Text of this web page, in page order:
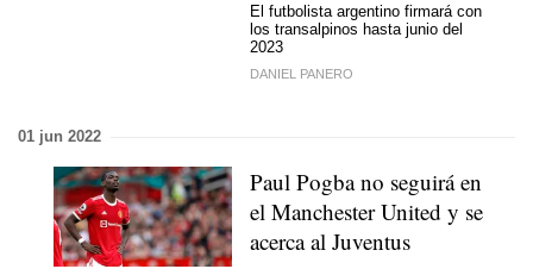
El futbolista argentino firmará con
los transalpinos hasta junio del
2023
DANIEL PANERO
01 jun 2022
Paul Pogba no seguirá en
el Manchester United y se
acerca al Juventus